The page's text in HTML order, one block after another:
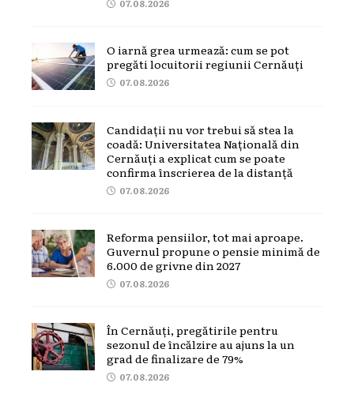
07.08.2026
O iarnă grea urmează: cum se pot
pregăti locuitorii regiunii Cernăuți
07.08.2026
Candidații nu vor trebui să stea la
coadă: Universitatea Națională din
Cernăuți a explicat cum se poate
confirma înscrierea de la distanță
07.08.2026
Reforma pensiilor, tot mai aproape.
Guvernul propune o pensie minimă de
6.000 de grivne din 2027
07.08.2026
În Cernăuți, pregătirile pentru
sezonul de încălzire au ajuns la un
grad de finalizare de 79%
07.08.2026